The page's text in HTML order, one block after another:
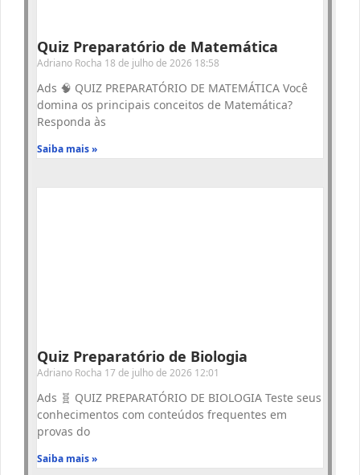
Quiz Preparatório de Matemática
Adriano Rocha 18 de julho de 2026 18:58
Ads 🧠 QUIZ PREPARATÓRIO DE MATEMÁTICA Você
domina os principais conceitos de Matemática?
Responda às
Saiba mais »
Quiz Preparatório de Biologia
Adriano Rocha 17 de julho de 2026 12:01
Ads 🧬 QUIZ PREPARATÓRIO DE BIOLOGIA Teste seus
conhecimentos com conteúdos frequentes em
provas do
Saiba mais »